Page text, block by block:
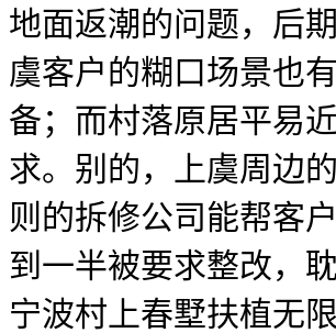
地面返潮的问题，后
虞客户的糊口场景也
备；而村落原居平易
求。别的，上虞周边
则的拆修公司能帮客
到一半被要求整改，
宁波村上春墅扶植无